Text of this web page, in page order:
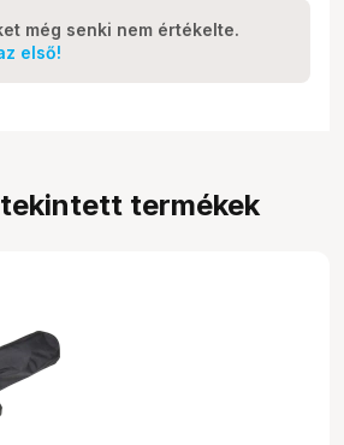
még senki nem értékelte.
első!
termékek